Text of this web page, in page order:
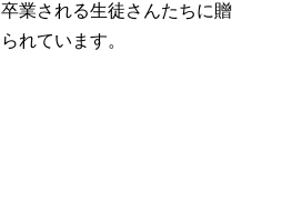
卒業される生徒さんたちに贈
られています。